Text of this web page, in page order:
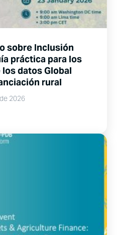
sobre Inclusión
práctica para los
los datos Global
rural
2026